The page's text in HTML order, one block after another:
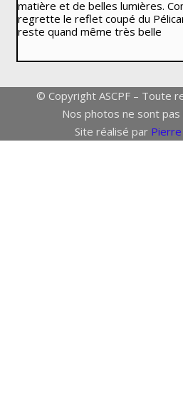
matière et de belles lumières.
regrette le reflet coupé du
reste quand même très belle
© Copyright ASCPF – Toute
Nos photos ne sont
Site réalisé par